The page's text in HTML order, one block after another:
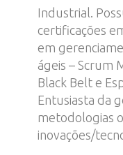
Industrial.
certificações
em
ágeis – Scrum
Black Belt e
Entusiasta da
metodologias
inovações/